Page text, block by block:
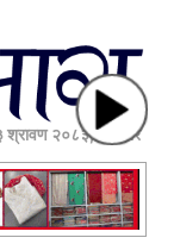
श्रावण २०८३, शनिबार